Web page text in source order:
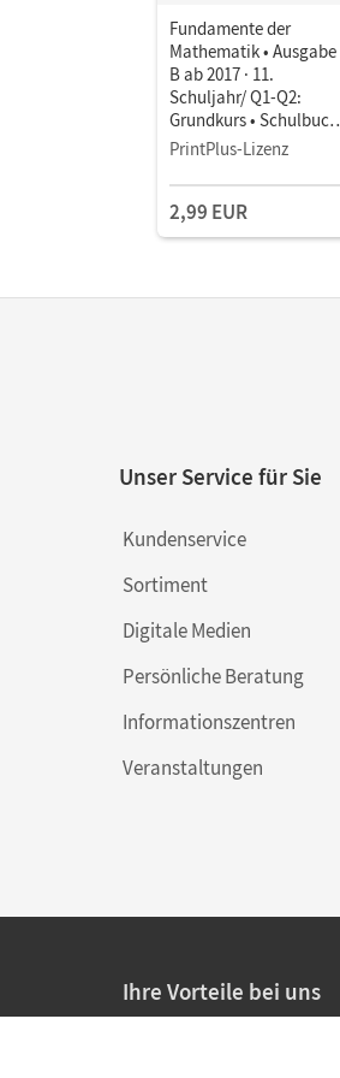
Fundamente der
Mathematik • Ausgabe
B ab 2017 · 11.
Schuljahr/ Q1-Q2:
Grundkurs • Schulbuch
als E-Book Mit Medien
PrintPlus-Lizenz
2,99 EUR
Unser Service für Sie
Kundenservice
Sortiment
Digitale Medien
Persönliche Beratung
Informationszentren
Veranstaltungen
Ihre Vorteile bei uns